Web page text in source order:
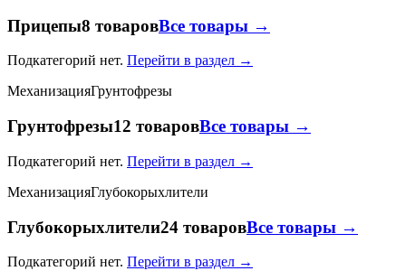
Прицепы8 товаровВсе товары →
Подкатегорий нет. Перейти в раздел →
МеханизацияГрунтофрезы
Грунтофрезы12 товаровВсе товары →
Подкатегорий нет. Перейти в раздел →
МеханизацияГлубокорыхлители
Глубокорыхлители24 товаровВсе товары →
Подкатегорий нет. Перейти в раздел →